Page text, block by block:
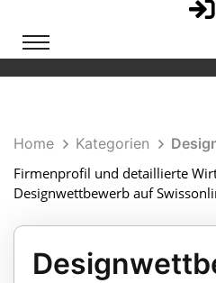
Home Kategorien
Firmenprofil und detaillierte
Designwettbewerb auf